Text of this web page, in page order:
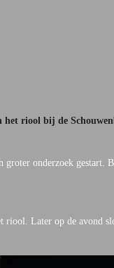
het riool bij de
onderzoek gestart.
riool. Later op de avond